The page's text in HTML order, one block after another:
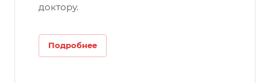
доктору.
Подробнее